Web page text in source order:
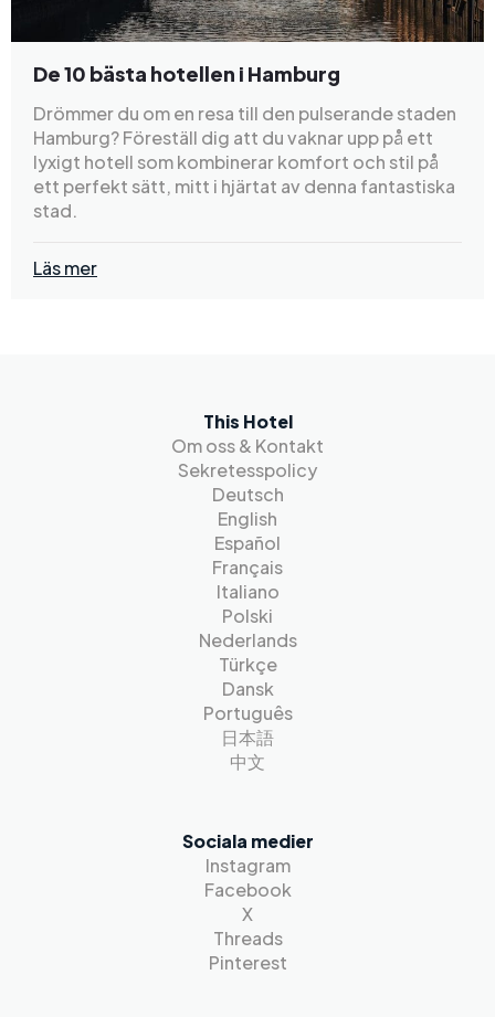
De 10 bästa hotellen i Hamburg
Drömmer du om en resa till den pulserande staden
Hamburg? Föreställ dig att du vaknar upp på ett
lyxigt hotell som kombinerar komfort och stil på
ett perfekt sätt, mitt i hjärtat av denna fantastiska
stad.
Läs mer
This Hotel
Om oss & Kontakt
Sekretesspolicy
Deutsch
English
Español
Français
Italiano
Polski
Nederlands
Türkçe
Dansk
Português
日本語
中文
Sociala medier
Instagram
Facebook
X
Threads
Pinterest